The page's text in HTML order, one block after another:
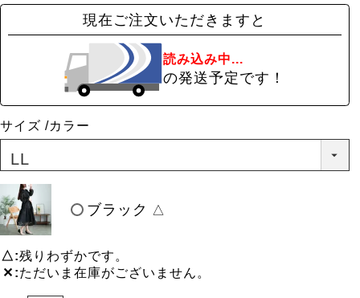
現在ご注文いただきますと
読み込み中...
の発送予定です！
サイズ カラー
ブラック △
△ 残りわずかです。
✕ ただいま在庫がございません。